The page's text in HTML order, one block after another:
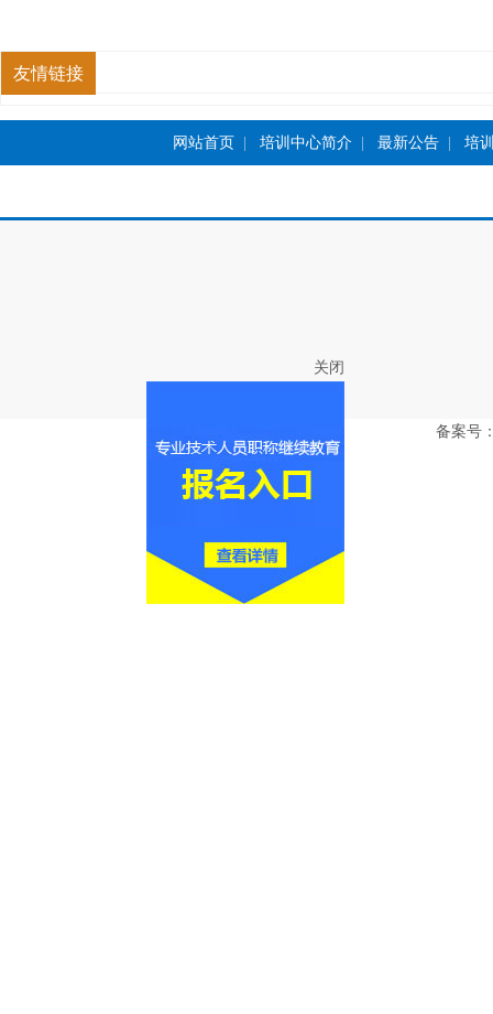
友情链接
网站首页 培训中心简介| 最新公告| 培
备案号